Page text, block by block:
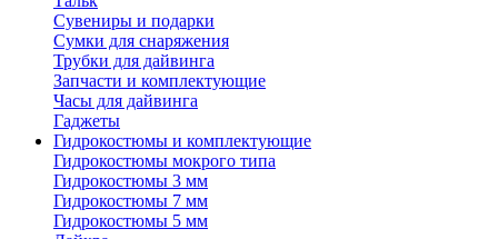
Сувениры и подарки
Сумки для снаряжения
Трубки для дайвинга
Запчасти и комплектующие
Часы для дайвинга
Гаджеты
Гидрокостюмы и комплектующие
Гидрокостюмы мокрого типа
Гидрокостюмы 3 мм
Гидрокостюмы 7 мм
Гидрокостюмы 5 мм